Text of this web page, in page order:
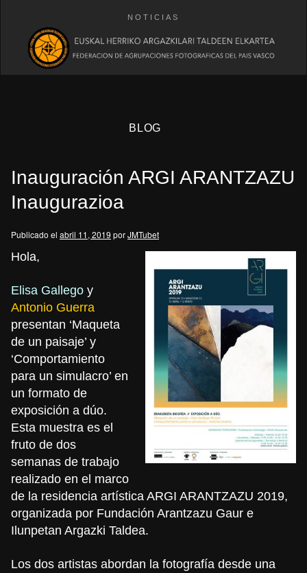
NOTICIAS
BLOG
Inauguración ARGI ARANTZAZU
Inaugurazioa
Publicado el abril 11, 2019 porJMTubet
Hola,
Elisa Gallego y
Antonio Guerra
presentan ‘Maqueta
de un paisaje’ y
‘Comportamiento
para un simulacro’ en
un formato de
exposición a dúo.
Esta muestra es el
fruto de dos
semanas de trabajo
realizado en el marco
de la residencia artística ARGI ARANTZAZU 2019,
organizada por Fundación Arantzazu Gaur e
Ilunpetan Argazki Taldea.
Los dos artistas abordan la fotografía desde una